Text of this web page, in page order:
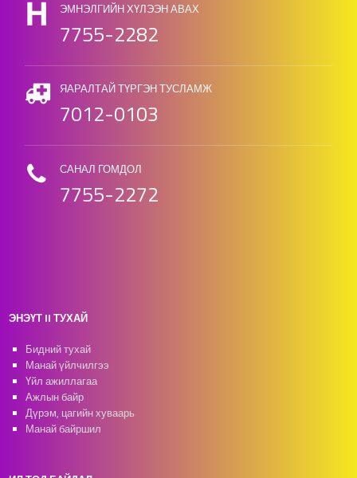
ЭМНЭЛГИЙН ХҮЛЭЭН АВАХ
7755-2282
ЯАРАЛТАЙ ТҮРГЭН ТУСЛАМЖ
7012-0103
САНАЛ ГОМДОЛ
7755-2272
ЭНЭҮТ II ТУХАЙ
Бидний тухай
Манай үйлчилгээ
Үйл ажиллагаа
Ажлын байр
Дүрэм, цагийн хуваарь
Манай байршил